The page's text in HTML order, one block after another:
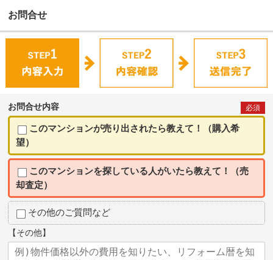
お問合せ
お問合せ内容 必須
このマンションが売り出されたら教えて！（購入希
望）
このマンションを探している人がいたら教えて！（売
却査定）
その他のご質問など
【その他】